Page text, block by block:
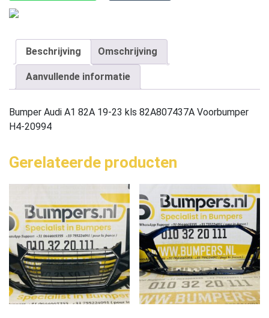
Beschrijving Omschrijving
Aanvullende informatie
Bumper Audi A1 82A 19-23 kls 82A807437A Voorbumper
H4-20994
Gerelateerde producten